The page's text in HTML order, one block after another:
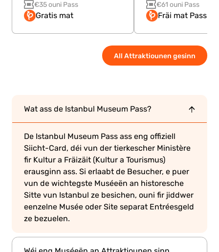
€35 ouni Pass
Gratis mat
€61 ouni Pass
Fräi mat Pass
All Attraktiounen gesinn
Wat ass de Istanbul Museum Pass?
De Istanbul Museum Pass ass eng offiziell
Siicht-Card, déi vun der tierkescher Ministère
fir Kultur a Fräizäit (Kultur a Tourismus)
erausginn ass. Si erlaabt de Besucher, e puer
vun de wichtegste Muséeën an historesche
Sitte vun Istanbul ze besichen, ouni fir jiddwer
eenzelne Musée oder Site separat Entréesgeld
ze bezuelen.